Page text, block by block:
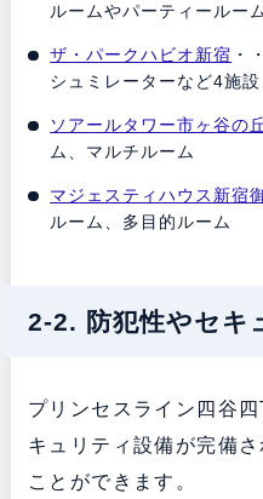
ルームやパーティールー
ザ・パークハビオ新宿 ・
シュミレーターなど4施設
ソアールタワー市ヶ谷の
ム、マルチルーム
マジェスティハウス新宿
ルーム、多目的ルーム
2-2. 防犯性やセキ
プリンセスライン四谷
キュリティ設備が完備
ことができます。